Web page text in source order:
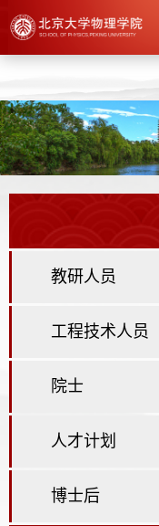
快速导航
教研人员
工程技术人员
院士
人才计划
博士后